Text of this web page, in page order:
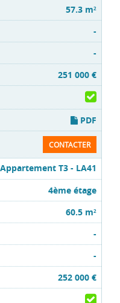
57.3 m2
-
-
251 000 €
PDF
CONTACTER
Appartement T3 - LA41
4ème étage
60.5 m2
-
-
252 000 €